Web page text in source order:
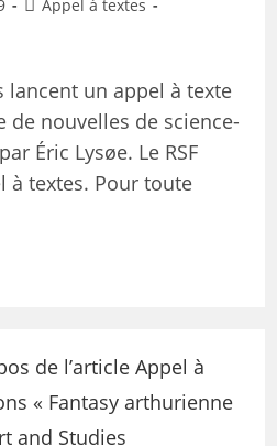
Appel à textes
lancent un appel à texte
nouvelles de science-
Éric Lysøe. Le RSF
à textes. Pour toute